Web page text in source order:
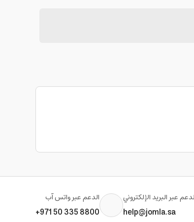
عبر البريد الإلكتروني
help@jomla.sa
الدعم عبر واتس آب
+971 50 335 8800